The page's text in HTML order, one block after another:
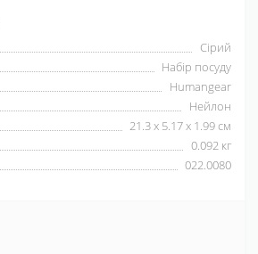
Сірий
Набір посуду
Humangear
Нейлон
21.3 x 5.17 x 1.99 см
0.092 кг
022.0080